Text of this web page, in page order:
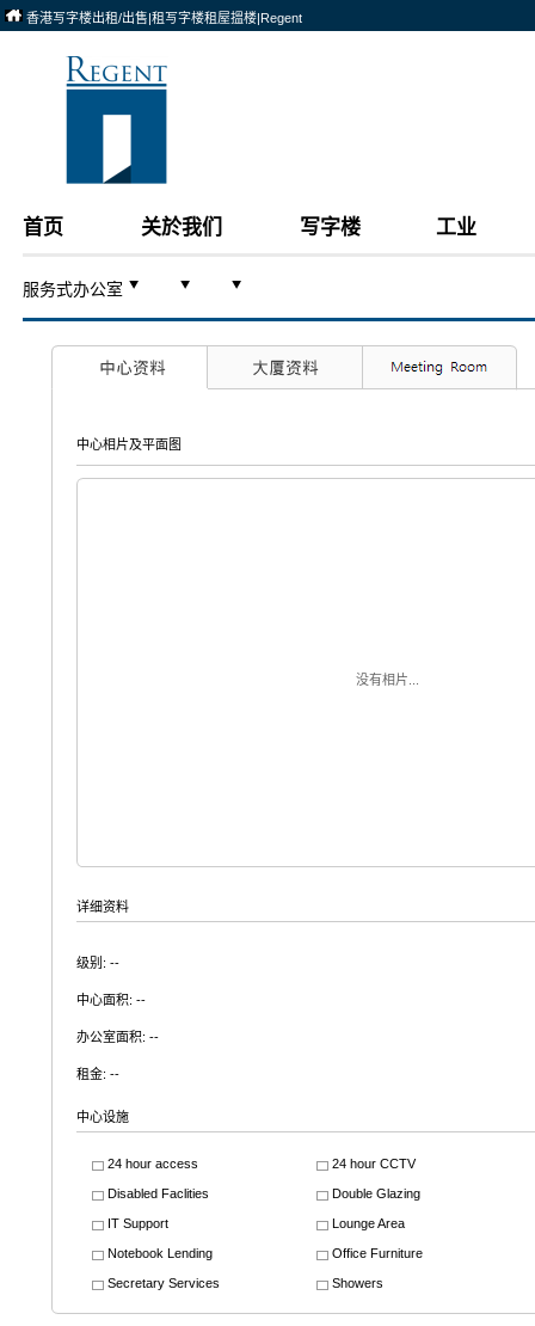
香港写字楼出租/出售|租写字楼租屋搵楼|Regent
首页 关於我们 写字楼 工业
服务式办公室
中心相片及平面图
没有相片...
详细资料
级别: --
中心面积: --
办公室面积: --
租金: --
中心设施
24 hour access 24 hour CCTV
Disabled Faclities Double Glazing
IT Support Lounge Area
Notebook Lending Office Furniture
Secretary Services Showers